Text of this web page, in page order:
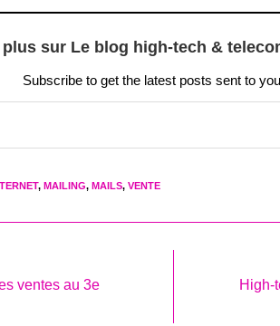
sur Le blog high-tech &
Subscribe to get the latest posts sent to
, MAILING, MAILS, VENTE
ventes au 3e
High-